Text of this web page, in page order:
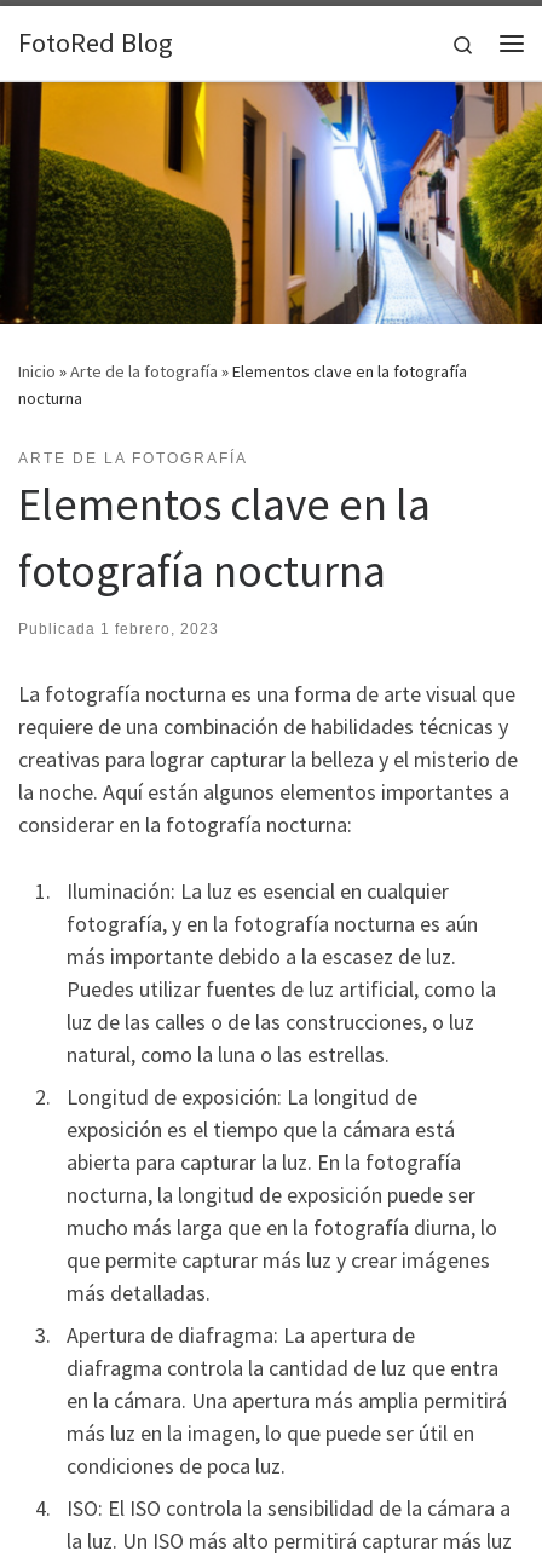
Saltar al contenido
FotoRed Blog
Search
Inicio »Arte de la fotografía »Elementos clave en la fotografía
nocturna
ARTE DE LA FOTOGRAFÍA
Elementos clave en la
fotografía nocturna
Publicada 1 febrero, 2023
La fotografía nocturna es una forma de arte visual que
requiere de una combinación de habilidades técnicas y
creativas para lograr capturar la belleza y el misterio de
la noche. Aquí están algunos elementos importantes a
considerar en la fotografía nocturna:
Iluminación: La luz es esencial en cualquier
fotografía, y en la fotografía nocturna es aún
más importante debido a la escasez de luz.
Puedes utilizar fuentes de luz artificial, como la
luz de las calles o de las construcciones, o luz
natural, como la luna o las estrellas.
Longitud de exposición: La longitud de
exposición es el tiempo que la cámara está
abierta para capturar la luz. En la fotografía
nocturna, la longitud de exposición puede ser
mucho más larga que en la fotografía diurna, lo
que permite capturar más luz y crear imágenes
más detalladas.
Apertura de diafragma: La apertura de
diafragma controla la cantidad de luz que entra
en la cámara. Una apertura más amplia permitirá
más luz en la imagen, lo que puede ser útil en
condiciones de poca luz.
ISO: El ISO controla la sensibilidad de la cámara a
la luz. Un ISO más alto permitirá capturar más luz